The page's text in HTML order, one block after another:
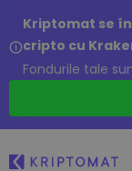
Kriptomat se
cripto cu
Fondurile tale